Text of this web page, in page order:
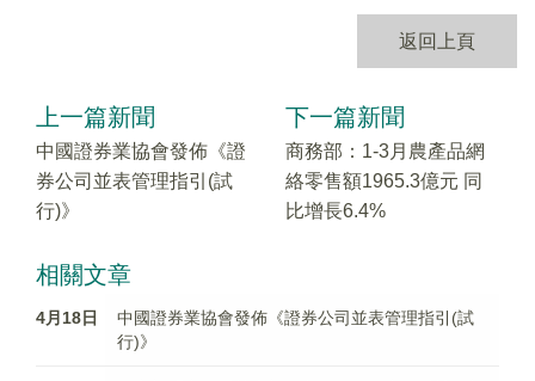
返回上頁
上一篇新聞
中國證券業協會發佈《證
券公司並表管理指引(試
行)》
下一篇新聞
商務部：1-3月農產品網
絡零售額1965.3億元 同
比增長6.4%
相關文章
4月18日
中國證券業協會發佈《證券公司並表管理指引(試
行)》